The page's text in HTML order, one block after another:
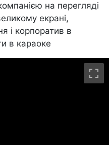
на перегляді
екрані,
і корпоратив в
в караоке